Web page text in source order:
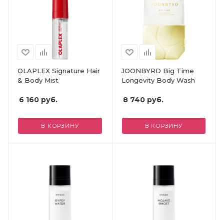
OLAPLEX Signature Hair
& Body Mist
6 160 руб.
В КОРЗИНУ
JOONBYRD Big Time
Longevity Body Wash
8 740руб.
В КОРЗИНУ